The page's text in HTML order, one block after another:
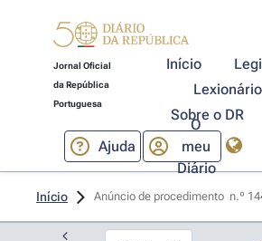
Jornal Oficial
da República
Portuguesa
Início
Lexionário
Sobre o DR
Ajuda
O
meu
Diário
Início Anúncio de procedimento  n.º